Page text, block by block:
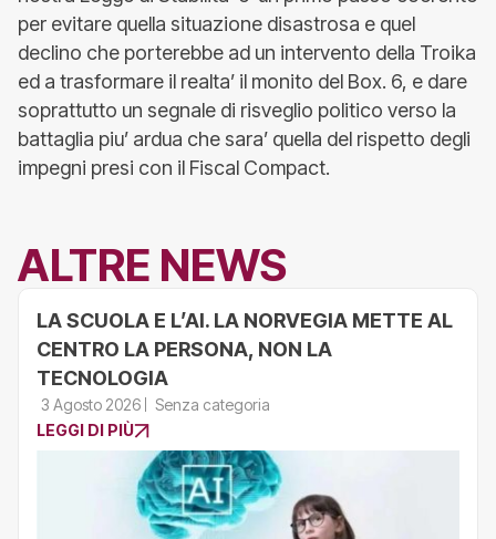
per evitare quella situazione disastrosa e quel
declino che porterebbe ad un intervento della Troika
ed a trasformare il realta’ il monito del Box. 6, e dare
soprattutto un segnale di risveglio politico verso la
battaglia piu’ ardua che sara’ quella del rispetto degli
impegni presi con il Fiscal Compact.
ALTRE NEWS
LA SCUOLA E L’AI. LA NORVEGIA METTE AL
CENTRO LA PERSONA, NON LA
TECNOLOGIA
3 Agosto 2026
Senza categoria
LEGGI DI PIÙ